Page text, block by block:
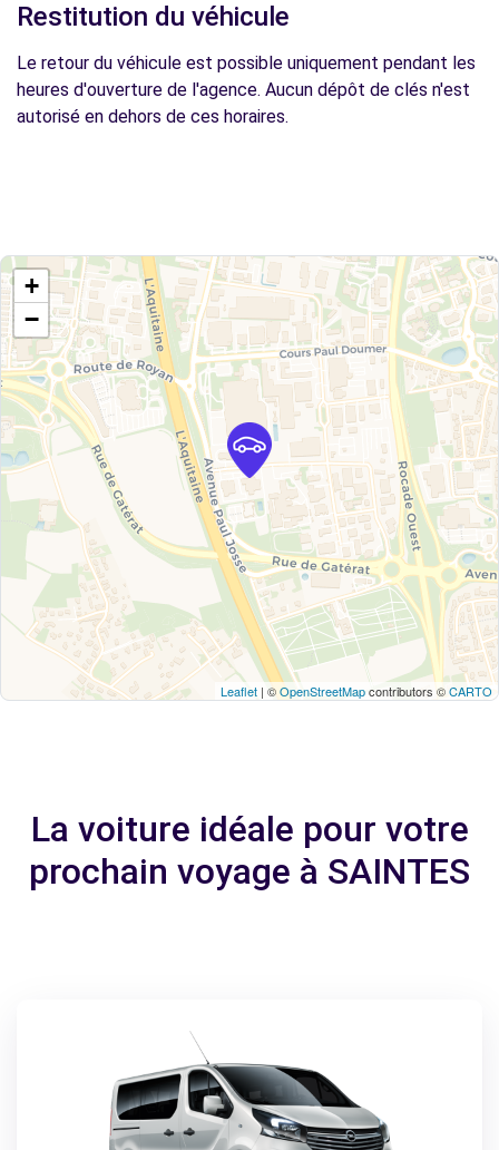
Restitution du véhicule
Le retour du véhicule est possible uniquement pendant les
heures d'ouverture de l'agence. Aucun dépôt de clés n'est
autorisé en dehors de ces horaires.
+
−
Leaflet | ©OpenStreetMapcontributors ©CARTO
La voiture idéale pour votre
prochain voyage à SAINTES